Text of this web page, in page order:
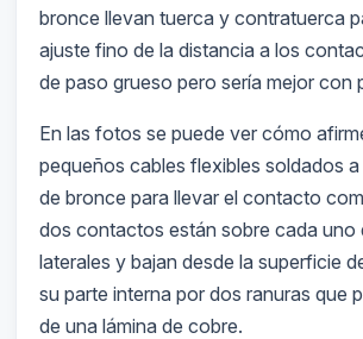
bronce llevan tuerca y contratuerca
ajuste fino de la distancia a los
de paso grueso pero sería mejor con
En las fotos se puede ver cómo
pequeños cables flexibles soldados
de bronce para llevar el contacto
dos contactos están sobre cada uno
laterales y bajan desde la superficie
su parte interna por dos ranuras que
de una lámina de cobre.